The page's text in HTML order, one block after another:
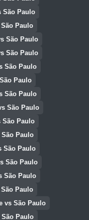
São Paulo
Paulo
São Paulo
São Paulo
São Paulo
Paulo
São Paulo
São Paulo
São Paulo
Paulo
São Paulo
São Paulo
São Paulo
Paulo
vs São Paulo
São Paulo